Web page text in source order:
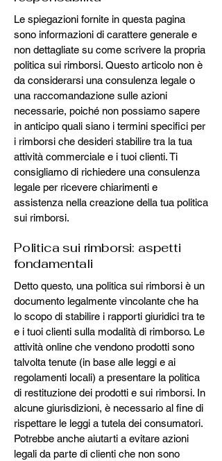
Le spiegazioni fornite in questa pagina
sono informazioni di carattere generale e
non dettagliate su come scrivere la propria
politica sui rimborsi. Questo articolo non è
da considerarsi una consulenza legale o
una raccomandazione sulle azioni
necessarie, poiché non possiamo sapere
in anticipo quali siano i termini specifici per
i rimborsi che desideri stabilire tra la tua
attività commerciale e i tuoi clienti. Ti
consigliamo di richiedere una consulenza
legale per ricevere chiarimenti e
assistenza nella creazione della tua politica
sui rimborsi.
Politica sui rimborsi: aspetti
fondamentali
Detto questo, una politica sui rimborsi è un
documento legalmente vincolante che ha
lo scopo di stabilire i rapporti giuridici tra te
e i tuoi clienti sulla modalità di rimborso. Le
attività online che vendono prodotti sono
talvolta tenute (in base alle leggi e ai
regolamenti locali) a presentare la politica
di restituzione dei prodotti e sui rimborsi. In
alcune giurisdizioni, è necessario al fine di
rispettare le leggi a tutela dei consumatori.
Potrebbe anche aiutarti a evitare azioni
legali da parte di clienti che non sono